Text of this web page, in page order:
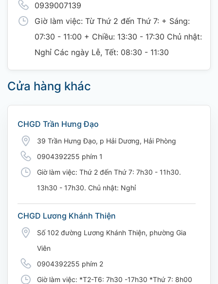
0939007139
Giờ làm việc: Từ Thứ 2 đến Thứ 7: + Sáng:
07:30 - 11:00 + Chiều: 13:30 - 17:30 Chủ nhật:
Nghỉ Các ngày Lễ, Tết: 08:30 - 11:30
Cửa hàng khác
CHGD Trần Hưng Đạo
39 Trần Hưng Đạo, p Hải Dương, Hải Phòng
0904392255 phím 1
Giờ làm việc: Thứ 2 đến Thứ 7: 7h30 - 11h30.
13h30 - 17h30. Chủ nhật: Nghỉ
CHGD Lương Khánh Thiện
Số 102 đường Lương Khánh Thiện, phường Gia
Viên
0904392255 phím 2
Giờ làm việc: *T2-T6: 7h30 -17h30 *Thứ 7: 8h00